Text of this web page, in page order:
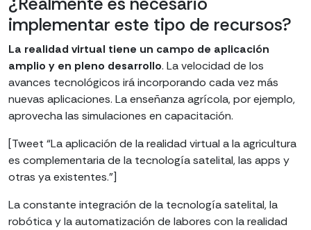
implementar este tipo de recursos?
La realidad virtual tiene un campo de aplicación
amplio y en pleno desarrollo. La velocidad de los
avances tecnológicos irá incorporando cada vez más
nuevas aplicaciones. La enseñanza agrícola, por ejemplo,
aprovecha las simulaciones en capacitación.
[Tweet “La aplicación de la realidad virtual a la agricultura
es complementaria de la tecnología satelital, las apps y
otras ya existentes.”]
La constante integración de la tecnología satelital, la
robótica y la automatización de labores con la realidad